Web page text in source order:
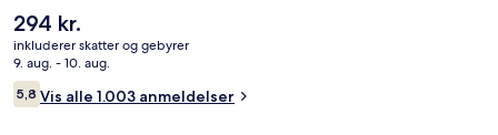
ligger kun en kort gåtur fra offentlig transport: San Cosme
Metrostation ligger 13 minutter væk og Metrobús Revolución
Station ligger 13 minutter derfra.
Den
nuværende
pris
er
294 kr.
294 kr.
inkluderer skatter og gebyrer
9. aug. - 10. aug.
Anmeldelser
5,85,8 ud af 10.
Vis alle 1.003 anmeldelser